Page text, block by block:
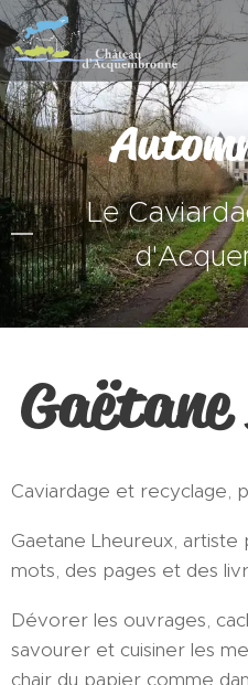
Le
Caviardage et recyclage,
Gaetane Lheureux, artiste
mots, des pages et des
Dévorer les ouvrages,
savourer et cuisiner les
chair du papier comme